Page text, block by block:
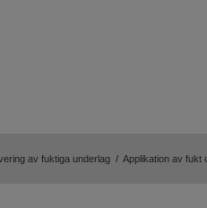
av fuktiga underlag / Applikation av fukt